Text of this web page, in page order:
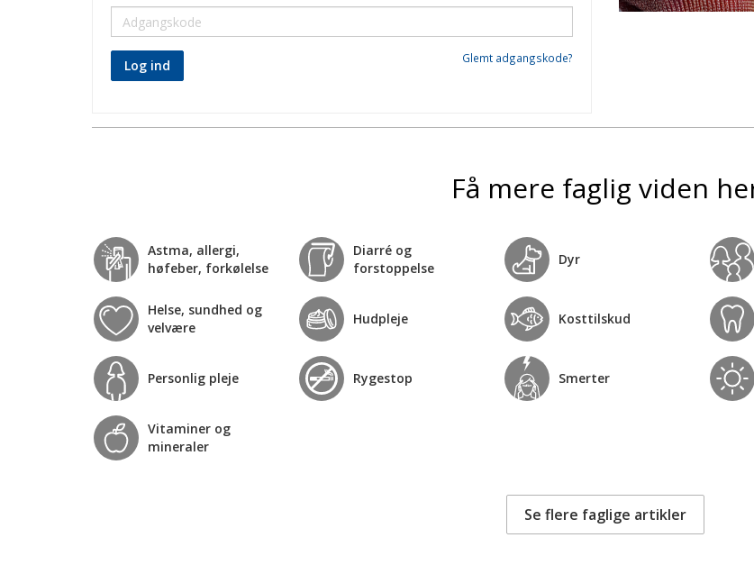
Log ind Glemt adgangskode?
Få mere faglig viden
Astma, allergi,
høfeber, forkølelse
Diarré og
forstoppelse
Dyr
Helse, sundhed og
velvære
Hudpleje Kosttilskud
Personlig pleje Rygestop Smerter
Vitaminer og
mineraler
Se flere faglige artikler